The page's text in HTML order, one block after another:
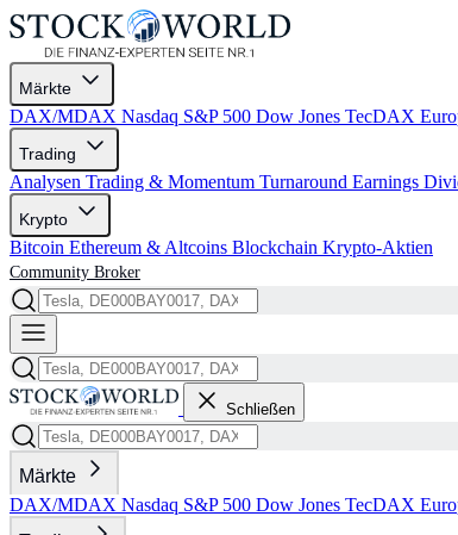
Märkte
DAX/MDAX Nasdaq S&P 500 Dow Jones TecDAX
Trading
Analysen Trading & Momentum Turnaround Earnings
Krypto
Bitcoin Ethereum & Altcoins Blockchain Krypto-Aktien
Community Broker
Schließen
Märkte
DAX/MDAX Nasdaq S&P 500 Dow Jones TecDAX